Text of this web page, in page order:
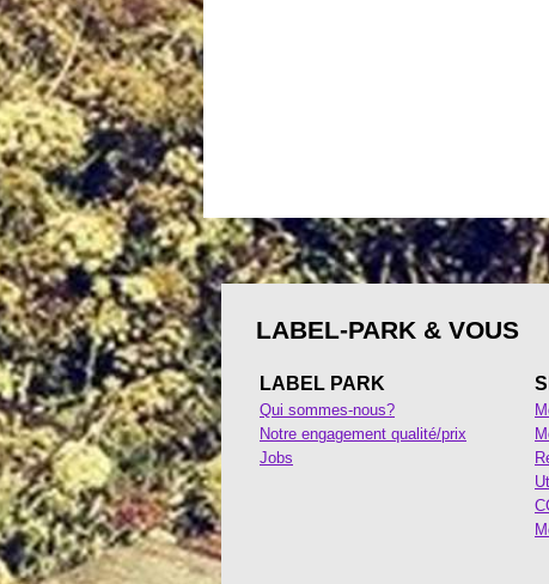
LABEL-PARK & VOUS
LABEL PARK
Qui sommes-nous?
Notre engagement qualité/prix
Jobs